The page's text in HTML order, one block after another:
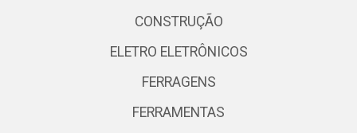
CONSTRUÇÃO
ELETRO ELETRÔNICOS
FERRAGENS
FERRAMENTAS